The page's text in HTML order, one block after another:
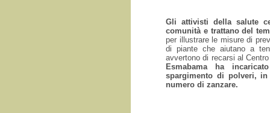
Gli attivisti della salute
comunità e trattano del
per illustrare le misure di
di piante che aiutano a
avvertono di recarsi al
Esmabama ha
spargimento di polveri,
numero di zanzare.